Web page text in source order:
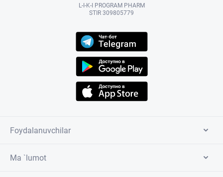
L-I-K-I PROGRAM PHARM
STIR 309805779
Foydalanuvchilar
Ma `lumot